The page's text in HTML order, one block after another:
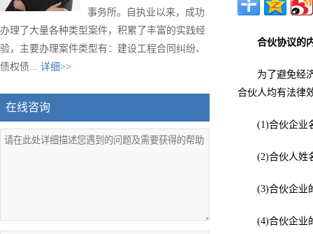
事务所。自执业以来，成功
办理了大量各种类型案件，积累了丰富的实践经
验，主要办理案件类型有：建设工程合同纠纷、
债权债... 详细>>
在线咨询
合伙协议的
为了避免经
合伙人均有法律
(1)合伙企业
(2)合伙人姓
(3)合伙企业
(4)合伙企业